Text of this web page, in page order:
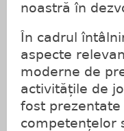
noastră în
În cadrul
aspecte
moderne de
activitățile de
fost
competențelor